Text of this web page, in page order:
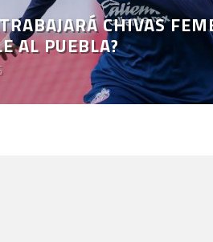
CHIVAS
AL PUEBLA?